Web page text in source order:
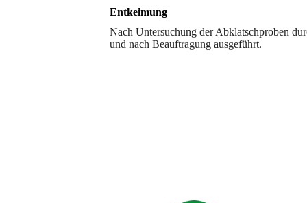
Entkeimung
Nach Untersuchung der Abklatschproben
und nach Beauftragung ausgeführt.